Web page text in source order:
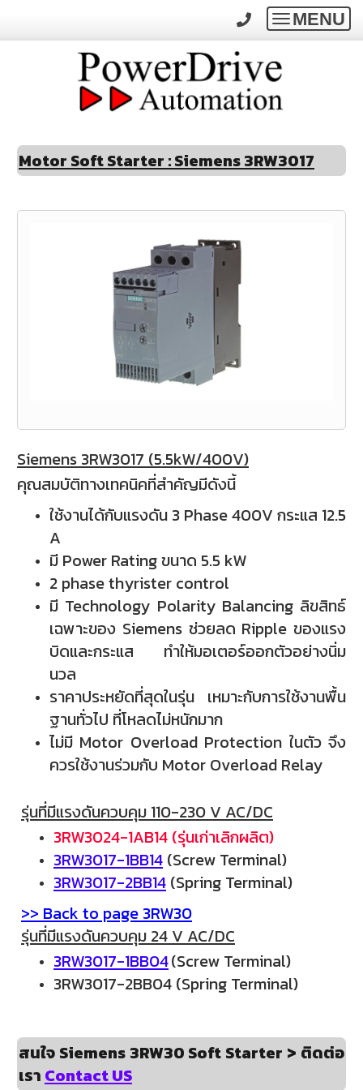
Toggle
MENU
Motor Soft Starter : Siemens 3RW3017
Siemens 3RW3017 (5.5kW/400V)
คุณสมบัติทางเทคนิคที่สำคัญมีดังนี้
ใช้งานได้กับแรงดัน 3 Phase 400V กระแส 12.5
A
มี Power Rating ขนาด 5.5 kW
2 phase thyrister control
มี Technology Polarity Balancing ลิขสิทธ์
เฉพาะของ Siemens ช่วยลด Ripple ของแรง
บิดและกระแส ทำให้มอเตอร์ออกตัวอย่างนิ่ม
นวล
ราคาประหยัดที่สุดในรุ่น เหมาะกับการใช้งานพื้น
ฐานทั่วไป ที่โหลดไม่หนักมาก
ไม่มี Motor Overload Protection ในตัว จึง
ควรใช้งานร่วมกับ Motor Overload Relay
รุ่นที่มีแรงดันควบคุม 110-230 V AC/DC
3RW3024-1AB14 (รุ่นเก่าเลิกผลิต)
3RW3017-1BB14 (Screw Terminal)
3RW3017-2BB14 (Spring Terminal)
>> Back to page 3RW30
รุ่นที่มีแรงดันควบคุม 24 V AC/DC
3RW3017-1BB04(Screw Terminal)
3RW3017-2BB04 (Spring Terminal)
สนใจ Siemens 3RW30 Soft Starter > ติดต่อ
เรา Contact US